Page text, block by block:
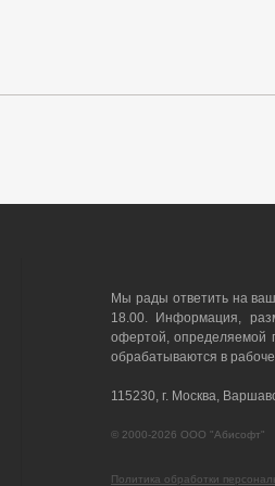
Мы рады ответить на
18.00. Информация,
офертой, определяемой
обрабатываются в
115230, г. Москва,
© 2000-2026 ООО
Политика обработки